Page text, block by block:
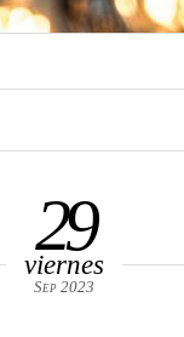
29
viernes
Sep 2023